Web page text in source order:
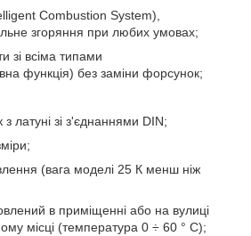
Combustion System),
згоряння при любих умовах;
зі всіма типами
функція) без заміни форсунок;
з латуні зі з'єднаннями DIN;
(вага моделі 25 К менш ніж
в приміщенні або на вулиці
місці (температура 0 ÷ 60 ° C);